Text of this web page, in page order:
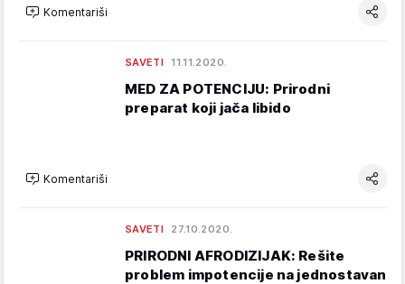
Komentariši
SAVETI 11.11.2020.
MED ZA POTENCIJU: Prirodni
preparat koji jača libido
Komentariši
SAVETI 27.10.2020.
PRIRODNI AFRODIZIJAK: Rešite
problem impotencije na jednostavan